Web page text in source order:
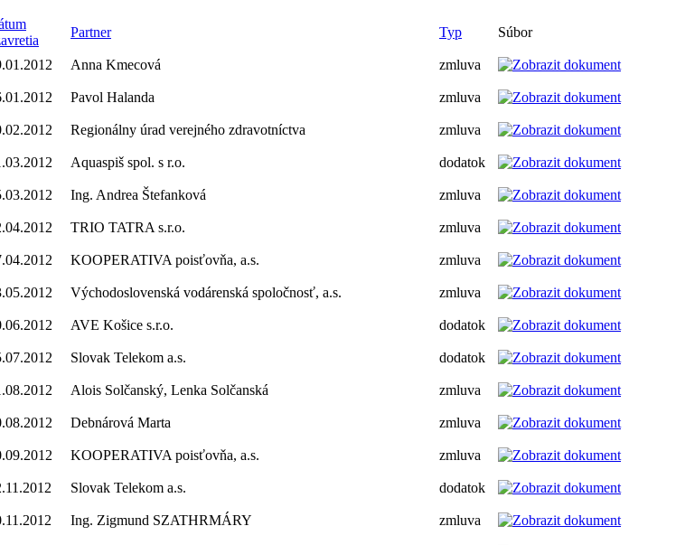
Partner Typ
Súbor
Anna Kmecová
zmluva
Pavol Halanda
zmluva
Regionálny úrad verejného zdravotníctva
zmluva
Aquaspiš spol. s r.o.
dodatok
Ing. Andrea Štefanková
zmluva
TRIO TATRA s.r.o.
zmluva
KOOPERATIVA poisťovňa, a.s.
zmluva
Východoslovenská vodárenská spoločnosť, a.s.
zmluva
AVE Košice s.r.o.
dodatok
Slovak Telekom a.s.
dodatok
Alois Solčanský, Lenka Solčanská
zmluva
Debnárová Marta
zmluva
KOOPERATIVA poisťovňa, a.s.
zmluva
Slovak Telekom a.s.
dodatok
Ing. Zigmund SZATHRMÁRY
zmluva